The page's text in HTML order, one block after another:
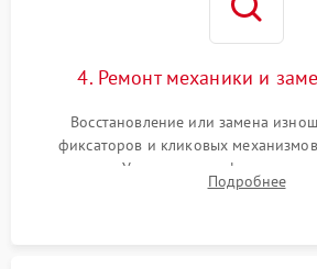
4. Ремонт механики и
Восстановление или замена
фиксаторов и кликовых
поправок. Устранение люфтов в
поврежденных линз, разбитой сетки
Подробнее